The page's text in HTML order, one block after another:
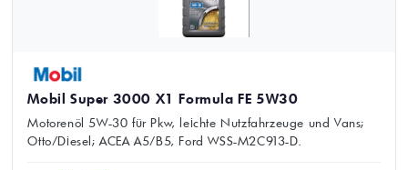
Mobil Super 3000 X1 Formula FE 5W30
Motorenöl 5W-30 für Pkw, leichte Nutzfahrzeuge und Vans;
Otto/Diesel; ACEA A5/B5, Ford WSS-M2C913-D.